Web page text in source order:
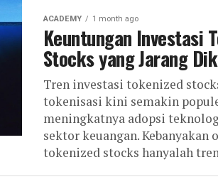
ACADEMY 1 month ago
Keuntungan Investasi
Stocks yang Jarang
Tren investasi tokenized
tokenisasi kini semakin
meningkatnya adopsi
sektor keuangan. Kebanyakan
tokenized stocks hanyalah